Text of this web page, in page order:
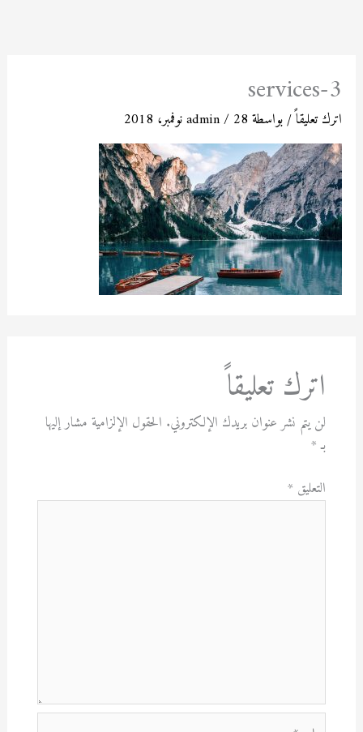
services-3
اترك تعليقاً/ بواسطة admin/ 28 نوفمبر، 2018
اترك تعليقاً
لن يتم نشر عنوان بريدك الإلكتروني. الحقول الإلزامية مشار إليها
بـ*
التعليق *
اسم*